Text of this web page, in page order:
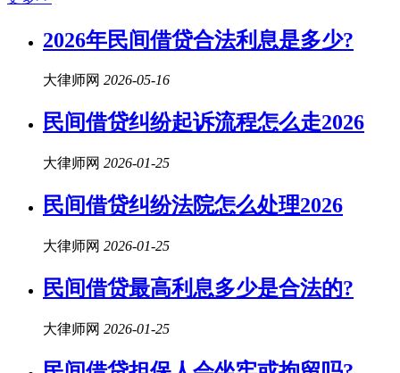
2026年民间借贷合法利息是多少?
大律师网 2026-05-16
民间借贷纠纷起诉流程怎么走2026
大律师网 2026-01-25
民间借贷纠纷法院怎么处理2026
大律师网 2026-01-25
民间借贷最高利息多少是合法的?
大律师网 2026-01-25